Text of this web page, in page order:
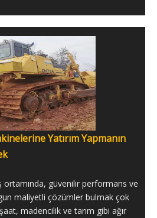
Yatırım Yapmanın
ortamında, güvenilir performans ve
maliyetli çözümler bulmak çok
madencilik ve tarım gibi ağır